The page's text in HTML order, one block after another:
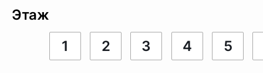
Этаж
1
2 3 4 5